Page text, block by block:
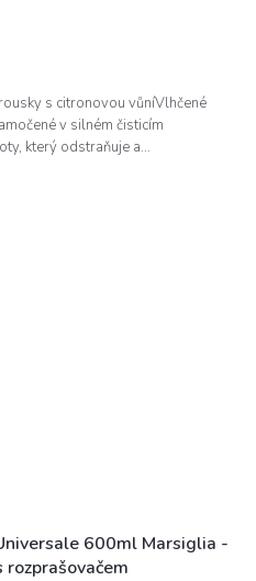
s citronovou vůníVlhčené
v silném čisticím
který odstraňuje a...
600ml Marsiglia -
rozprašovačem